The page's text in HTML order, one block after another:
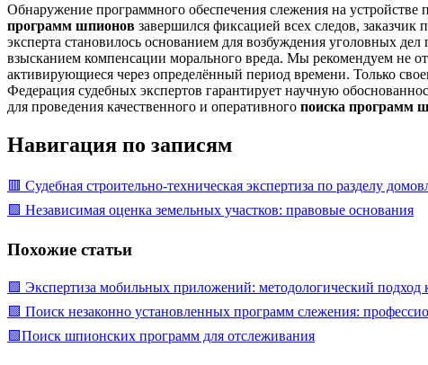
Обнаружение программного обеспечения слежения на
программ шпионов завершился фиксацией всех следов,
эксперта становилось основанием для возбуждения уголовных
взысканием компенсации морального вреда. Мы рекомендуем не
активирующиеся через определённый период времени. Только
Федерация судебных экспертов гарантирует научную
для проведения качественного и оперативного поиска программ
Навигация по записям
🟥 Судебная строительно-техническая экспертиза по разделу
🟩 Независимая оценка земельных участков: правовые основания
Похожие статьи
🟩 Экспертиза мобильных приложений: методологический подход
🟩 Поиск незаконно установленных программ слежения:
🟩Поиск шпионских программ для отслеживания